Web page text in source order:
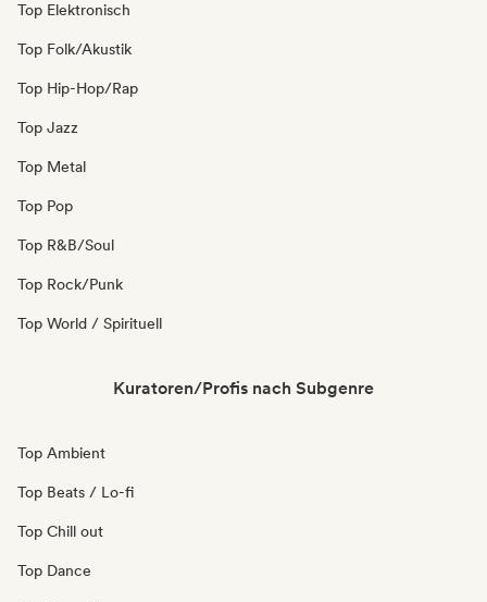
Top Elektronisch
Top Folk/Akustik
Top Hip-Hop/Rap
Top Jazz
Top Metal
Top Pop
Top R&B/Soul
Top Rock/Punk
Top World / Spirituell
Kuratoren/Profis nach Subgenre
Top Ambient
Top Beats / Lo-fi
Top Chill out
Top Dance